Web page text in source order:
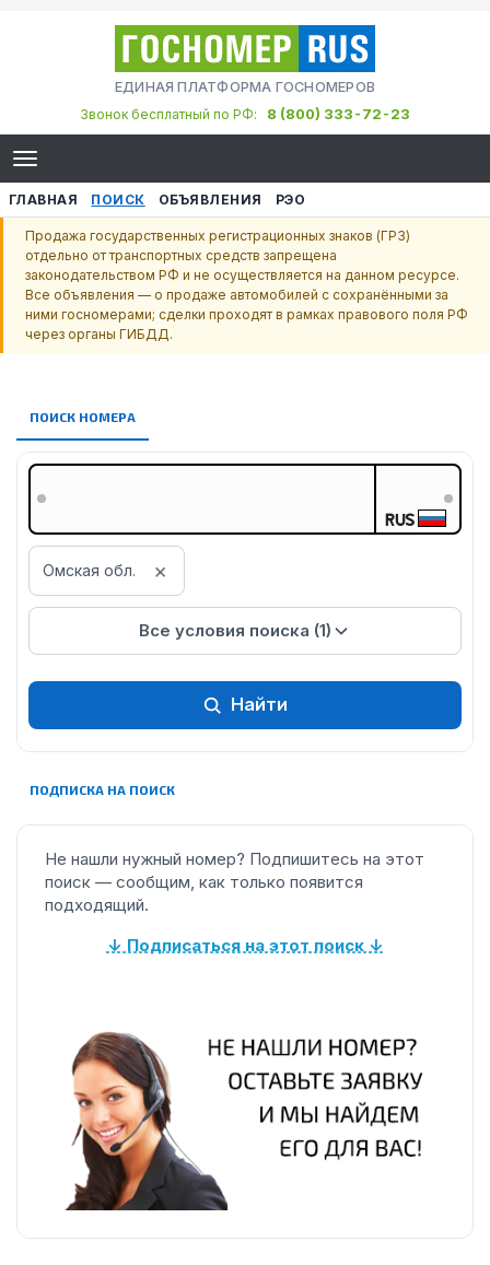
ЕДИНАЯ ПЛАТФОРМА ГОСНОМЕРОВ
Звонок бесплатный по РФ:
8 (800) 333-72-23
ГЛАВНАЯ ПОИСК ОБЪЯВЛЕНИЯ РЭО
Продажа государственных регистрационных знаков (ГРЗ)
отдельно от транспортных средств запрещена
законодательством РФ и не осуществляется на данном ресурсе.
Все объявления — о продаже автомобилей с сохранёнными за
ними госномерами; сделки проходят в рамках правового поля РФ
через органы ГИБДД.
ПОИСК НОМЕРА
RUS
Омская обл. ×
Все условия поиска (1)
Найти
ПОДПИСКА НА ПОИСК
Не нашли нужный номер? Подпишитесь на этот
поиск — сообщим, как только появится
подходящий.
↓ Подписаться на этот поиск ↓